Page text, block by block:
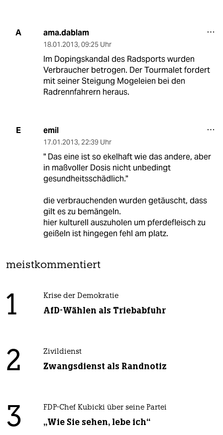
A ama.dablam
18.01.2013, 09:25 Uhr
Im Dopingskandal des Radsports wurden
Verbraucher betrogen. Der Tourmalet fordert
mit seiner Steigung Mogeleien bei den
Radrennfahrern heraus.
E emil
17.01.2013, 22:39 Uhr
" Das eine ist so ekelhaft wie das andere, aber
in maßvoller Dosis nicht unbedingt
gesundheitsschädlich."
die verbrauchenden wurden getäuscht, dass
gilt es zu bemängeln.
hier kulturell auszuholen um pferdefleisch zu
geißeln ist hingegen fehl am platz.
meistkommentiert
1 Krise der Demokratie
AfD-Wählen als Triebabfuhr
2 Zivildienst
Zwangsdienst als Randnotiz
3 FDP-Chef Kubicki über seine Partei
„Wie Sie sehen, lebe ich“